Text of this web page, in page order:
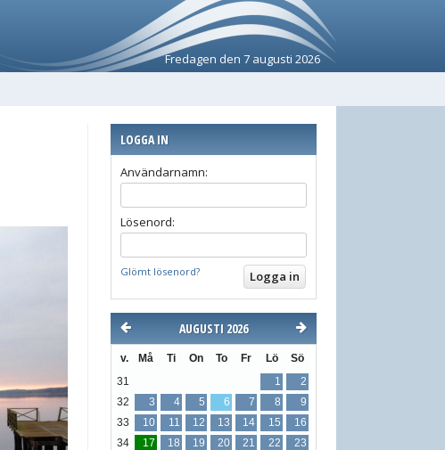
Fredagen den 7 augusti 2026
LOGGA IN
Användarnamn:
Lösenord:
Glömt lösenord?
AUGUSTI 2026
v. Må Ti On To Fr Lö Sö
31 1
2
32
3 4 5 6 7 8
9
33
10 11 12 13 14 15
16
34
17 18 19 20 21 22
23